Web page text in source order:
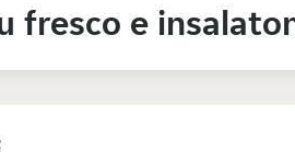
fresco e